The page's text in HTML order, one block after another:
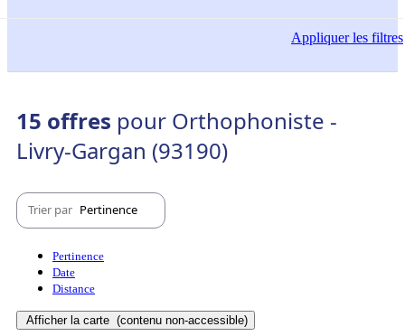
Appliquerles filtres
15 offres pour Orthophoniste -
Livry-Gargan (93190)
Trier par Pertinence
Pertinence
Date
Distance
Afficher la carte (contenu non-accessible)